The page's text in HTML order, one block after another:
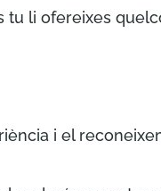
tu li ofereixes
i el